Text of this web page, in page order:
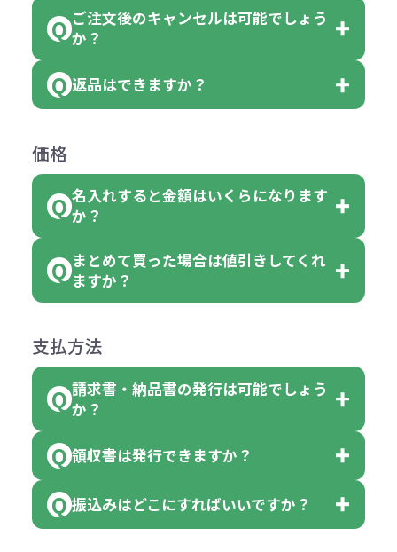
ります。
【例】注文可能数が100個の場合
は、100個以上でしたら、何個でも
可能です。
ん。
但し、ロゴなど名入れ印刷をされる
費用）
品の詳細に「色・柄 取り混ぜ」のラ
ベルや商品画像に「〇色取混ぜ」な
れ等分で100個ずつ入って参ります。
（割り切れない場合は数個単位で前
色指定できる商品に付きましては商
品詳細の購入の所で色が選べるよう
になっております。
「選べる本体色」のラベルが付いて
す。
い。
例えば…
クエアトート」を300個注文した場
クエアトート」は10個単位でしたら
色を指定出来るので、ピンクを100
個、ブルーを90個、イエローを110
【色指定の仕方】
ご注文後のキャンセルは可能でしょう
か？
お客様都合でのキャンセルは、制作
がございます。
ご注文の際は、十分にご確認・ご検
返品はできますか？
めご了承ください。
ただし下記の場合は承っております
●初期不良または不良品（破損、故
障）の場合
合
●名入れ、オリジナルの内容が異な
っていた場合
または返金にて対応させていただき
ます。
その際不良品については送料着払い
価格
名入れすると金額はいくらになります
か？
名入れありの場合の代金の計算方法
は下記の通りです。
計算例：
＜1色印刷の場合＞
（提供価格（商品代）+名入れ費用
（印刷代））×枚数+製版代
（提供価格（商品代）+名入れ費用
まとめて買った場合は値引きしてくれ
ますか？
商品によりますが、お見積もりさせ
ていただきます。
見積もりサポートから個別でお問い
支払方法
請求書・納品書の発行は可能でしょう
か？
会員様はマイページより各種帳票の
ダウンロードが可能です。
詳しくはこちらはご確認ください。
領収書は発行できますか？
会員様はマイページより各種帳票の
振込みはどこにすればいいですか？